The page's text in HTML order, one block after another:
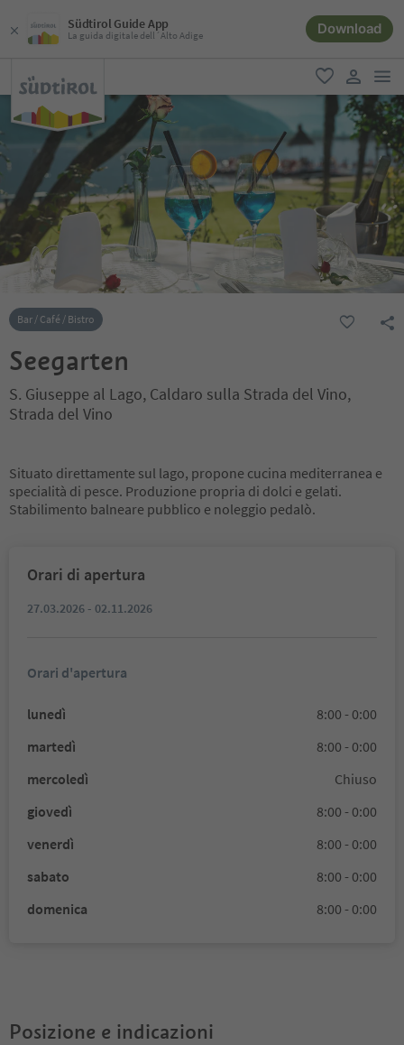
Südtirol Guide App
La guida digitale dell´Alto Adige Download
favoriti
user link
Bar / Café / Bistro
Seegarten
S. Giuseppe al Lago, Caldaro sulla Strada del Vino,
Strada del Vino
Situato direttamente sul lago, propone cucina mediterranea e
specialità di pesce. Produzione propria di dolci e gelati.
Stabilimento balneare pubblico e noleggio pedalò.
Orari di apertura
27.03.2026 - 02.11.2026
Orari d'apertura
lunedì
8:00 - 0:00
martedì
8:00 - 0:00
mercoledì
Chiuso
giovedì
8:00 - 0:00
venerdì
8:00 - 0:00
sabato
8:00 - 0:00
domenica
8:00 - 0:00
Posizione e indicazioni